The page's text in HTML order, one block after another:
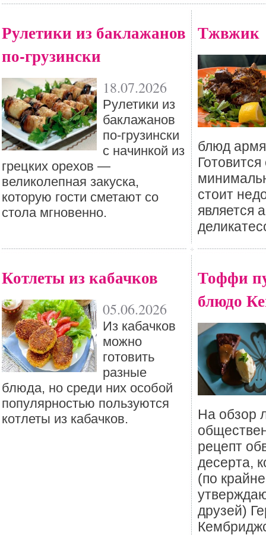
Рулетики из баклажанов
по-грузински
18.07.2026
Рулетики из
баклажанов
по-грузински
с начинкой из
грецких орехов —
великолепная закуска,
которую гости сметают со
стола мгновенно.
Тжвжик
блюд
стоит
является
Котлеты из кабачков
05.06.2026
Из кабачков
можно
готовить
разные
блюда, но среди них особой
популярностью пользуются
котлеты из кабачков.
Тоффи
блюдо
На обзор
рецепт
десерта,
(по
друзей)